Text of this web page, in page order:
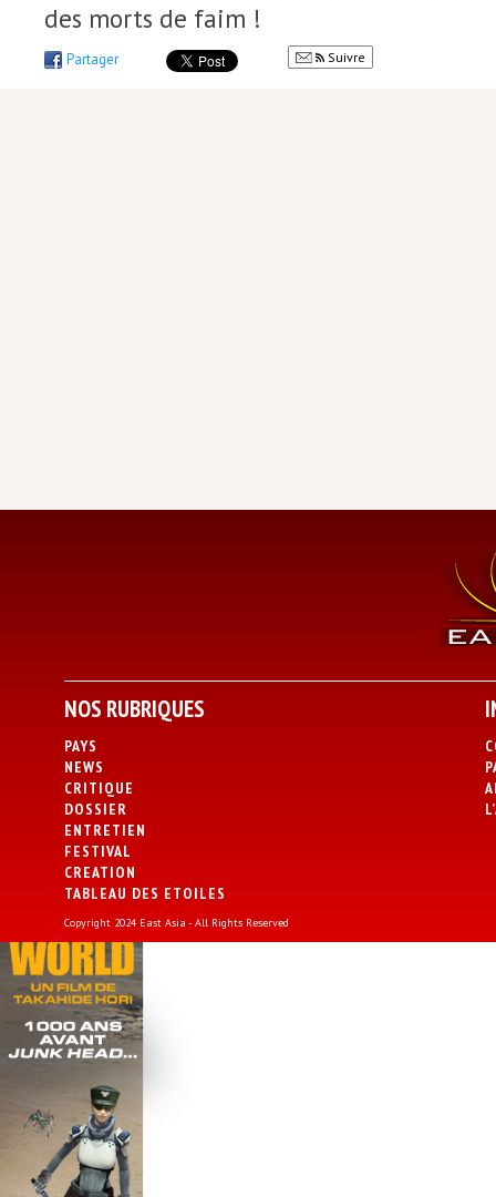
des morts de faim !
Partager Suivre
NOS RUBRIQUES
PAYS
NEWS
CRITIQUE
DOSSIER
ENTRETIEN
FESTIVAL
CREATION
TABLEAU DES ETOILES
Copyright 2024 East Asia - All Rights Reserved